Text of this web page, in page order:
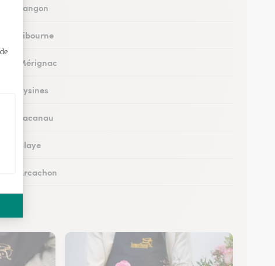
à Langon
à Libourne
à Mérignac
à Eysines
à Lacanau
à Blaye
à Arcachon